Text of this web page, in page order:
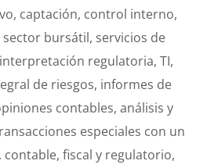
captación, control interno,
sector bursátil, servicios de
interpretación regulatoria, TI,
de riesgos, informes de
contables, análisis y
especiales con un
fiscal y regulatorio,